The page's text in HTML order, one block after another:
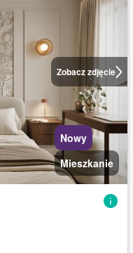
Zobacz zdjęcie
Nowy
Mieszkanie